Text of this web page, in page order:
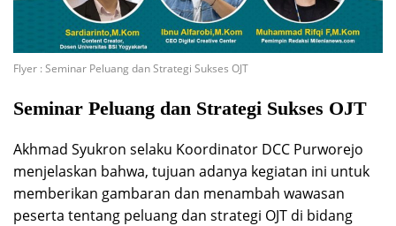
Flyer : Seminar Peluang dan Strategi Sukses OJT
Seminar Peluang dan Strategi Sukses OJT
Akhmad Syukron selaku Koordinator DCC Purworejo
menjelaskan bahwa, tujuan adanya kegiatan ini untuk
memberikan gambaran dan menambah wawasan
peserta tentang peluang dan strategi OJT di bidang